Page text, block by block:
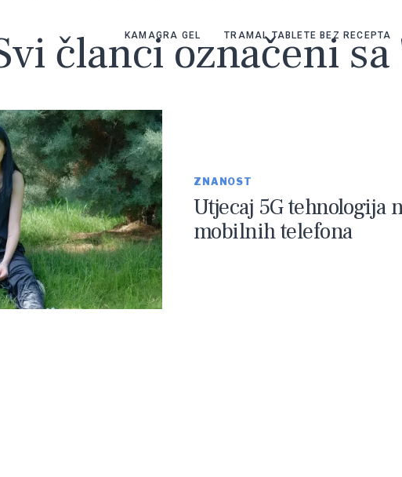
KAMAGRA GEL TRAMAL TABLETE BEZ RECEPTA
članci označeni
ZNANOST
Utjecaj 5G tehnologija
mobilnih telefona